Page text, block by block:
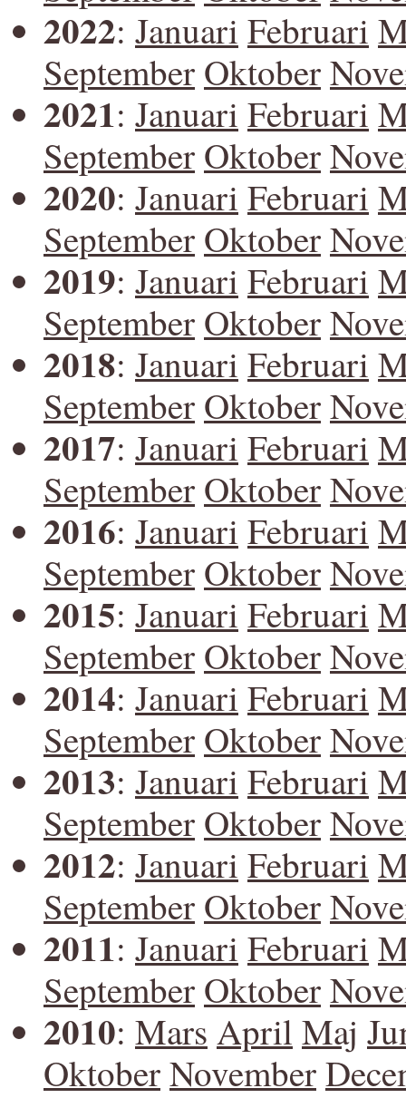
2022: Januari Februari
September Oktober
2021: Januari Februari
September Oktober
2020: Januari Februari
September Oktober
2019: Januari Februari
September Oktober
2018: Januari Februari
September Oktober
2017: Januari Februari
September Oktober
2016: Januari Februari
September Oktober
2015: Januari Februari
September Oktober
2014: Januari Februari
September Oktober
2013: Januari Februari
September Oktober
2012: Januari Februari
September Oktober
2011: Januari Februari
September Oktober
2010: Mars April Maj
OktoberNovember